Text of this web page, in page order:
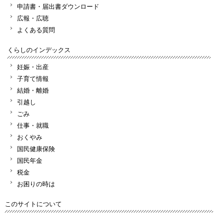
申請書・届出書ダウンロード
広報・広聴
よくある質問
くらしのインデックス
妊娠・出産
子育て情報
結婚・離婚
引越し
ごみ
仕事・就職
おくやみ
国民健康保険
国民年金
税金
お困りの時は
このサイトについて